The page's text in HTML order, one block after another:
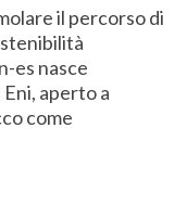
il percorso di
es nasce
aperto a
come